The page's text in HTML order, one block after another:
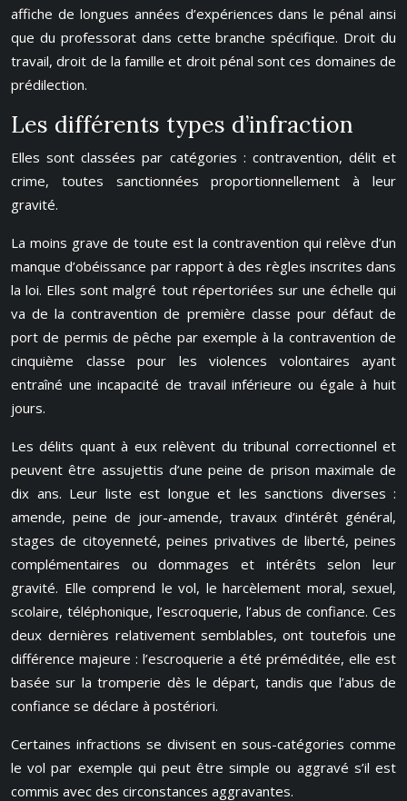
affiche de longues années d’expériences dans le pénal ainsi
que du professorat dans cette branche spécifique. Droit du
travail, droit de la famille et droit pénal sont ces domaines de
prédilection.
Les différents types d’infraction
Elles sont classées par catégories : contravention, délit et
crime, toutes sanctionnées proportionnellement à leur
gravité.
La moins grave de toute est la contravention qui relève d’un
manque d’obéissance par rapport à des règles inscrites dans
la loi. Elles sont malgré tout répertoriées sur une échelle qui
va de la contravention de première classe pour défaut de
port de permis de pêche par exemple à la contravention de
cinquième classe pour les violences volontaires ayant
entraîné une incapacité de travail inférieure ou égale à huit
jours.
Les délits quant à eux relèvent du tribunal correctionnel et
peuvent être assujettis d’une peine de prison maximale de
dix ans. Leur liste est longue et les sanctions diverses :
amende, peine de jour-amende, travaux d’intérêt général,
stages de citoyenneté, peines privatives de liberté, peines
complémentaires ou dommages et intérêts selon leur
gravité. Elle comprend le vol, le harcèlement moral, sexuel,
scolaire, téléphonique, l’escroquerie, l’abus de confiance. Ces
deux dernières relativement semblables, ont toutefois une
différence majeure : l’escroquerie a été préméditée, elle est
basée sur la tromperie dès le départ, tandis que l’abus de
confiance se déclare à postériori.
Certaines infractions se divisent en sous-catégories comme
le vol par exemple qui peut être simple ou aggravé s’il est
commis avec des circonstances aggravantes.